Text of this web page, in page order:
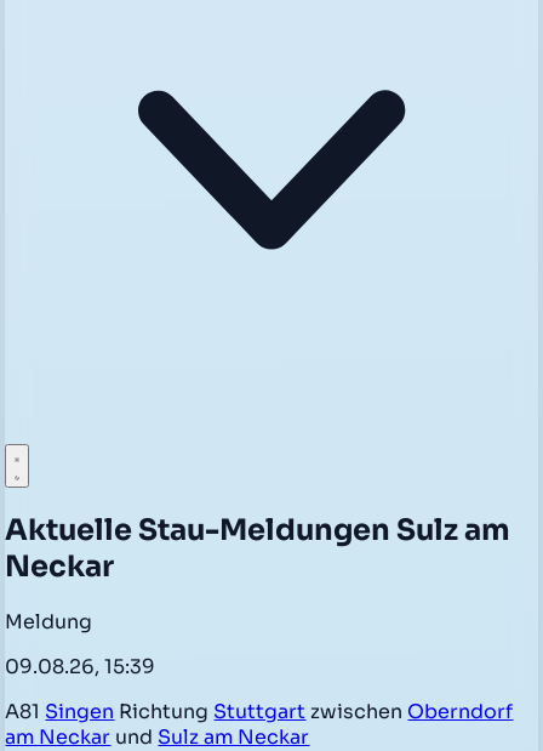
Aktuelle Stau-Meldungen Sulz am
Neckar
Meldung
09.08.26, 15:39
A81 Singen Richtung Stuttgart zwischen Oberndorf
am Neckar und Sulz am Neckar